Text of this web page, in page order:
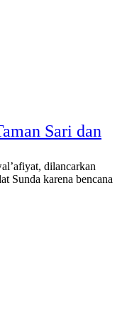
Sari dan
dilancarkan
Sunda karena bencana